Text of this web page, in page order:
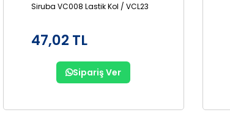
Siruba VC008 Lastik Kol / VCL23
47,02 TL
Sipariş Ver